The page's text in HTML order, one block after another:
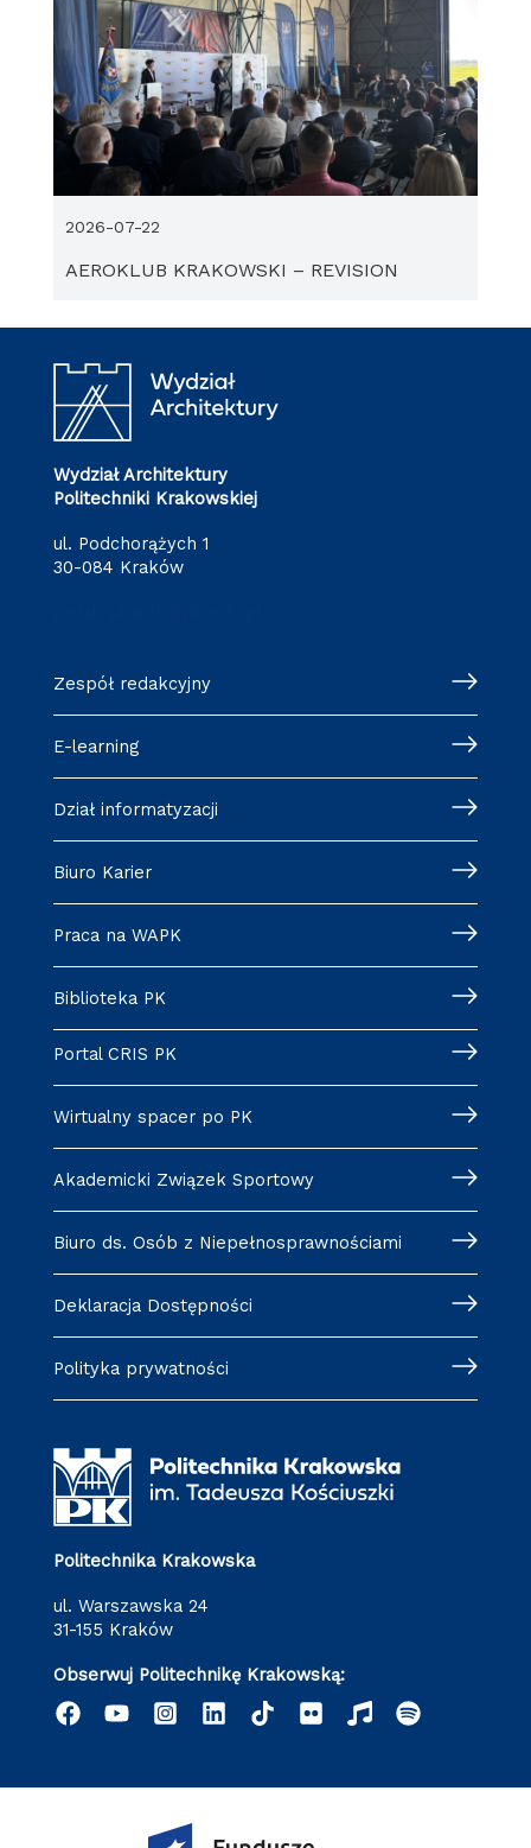
AEROKLUB KRAKOWSKI – REVISION
2026-07-22
Wydział Architektury
Politechniki Krakowskiej
ul. Podchorążych 1
30-084 Kraków
Zespół redakcyjny
E-learning
Dział informatyzacji
Biuro Karier
Praca na WAPK
Biblioteka PK
Portal CRIS PK
Wirtualny spacer po PK
Akademicki Związek Sportowy
Biuro ds. Osób z Niepełnosprawnościami
Deklaracja Dostępności
Polityka prywatności
Politechnika Krakowska
ul. Warszawska 24
31-155 Kraków
Obserwuj Politechnikę Krakowską: